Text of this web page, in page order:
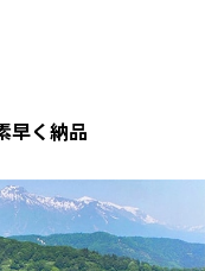
早く納品